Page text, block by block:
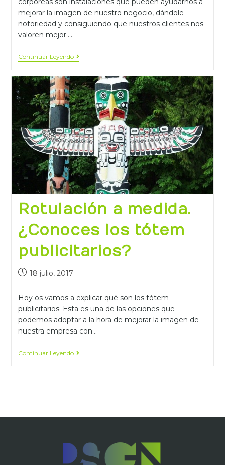
mejorar la imagen de nuestro negocio, dándole
notoriedad y consiguiendo que nuestros clientes nos
valoren mejor.…
Continuar Leyendo
Rotulación a medida.
¿Conoces los tótem
publicitarios?
18 julio, 2017
Hoy os vamos a explicar qué son los tótem
publicitarios. Esta es una de las opciones que
podemos adoptar a la hora de mejorar la imagen de
nuestra empresa con…
Continuar Leyendo